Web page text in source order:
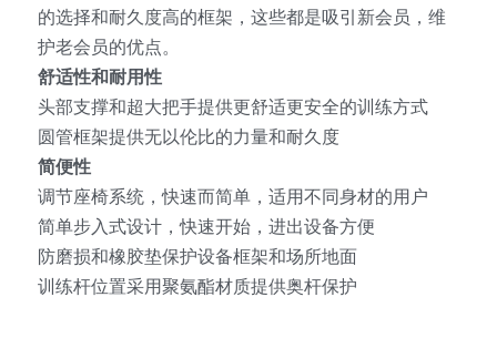
的选择和耐久度高的框架，这些都是吸引新会员，维
护老会员的优点。
舒适性和耐用性
头部支撑和超大把手提供更舒适更安全的训练方式
圆管框架提供无以伦比的力量和耐久度
简便性
调节座椅系统，快速而简单，适用不同身材的用户
简单步入式设计，快速开始，进出设备方便
防磨损和橡胶垫保护设备框架和场所地面
训练杆位置采用聚氨酯材质提供奥杆保护